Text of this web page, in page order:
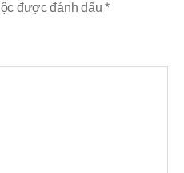
được đánh dấu*